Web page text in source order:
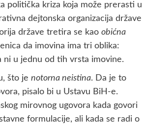
politička kriza koja može prerasti u
dejtonska organizacija države
države tretira se kao obićna
da imovina ima tri oblika:
ni u jednu od tih vrsta imovine.
što je notorna neistina. Da je to
pisalo bi u Ustavu BiH-e.
mirovnog ugovora kada govori
formulacije, ali kada se radi o